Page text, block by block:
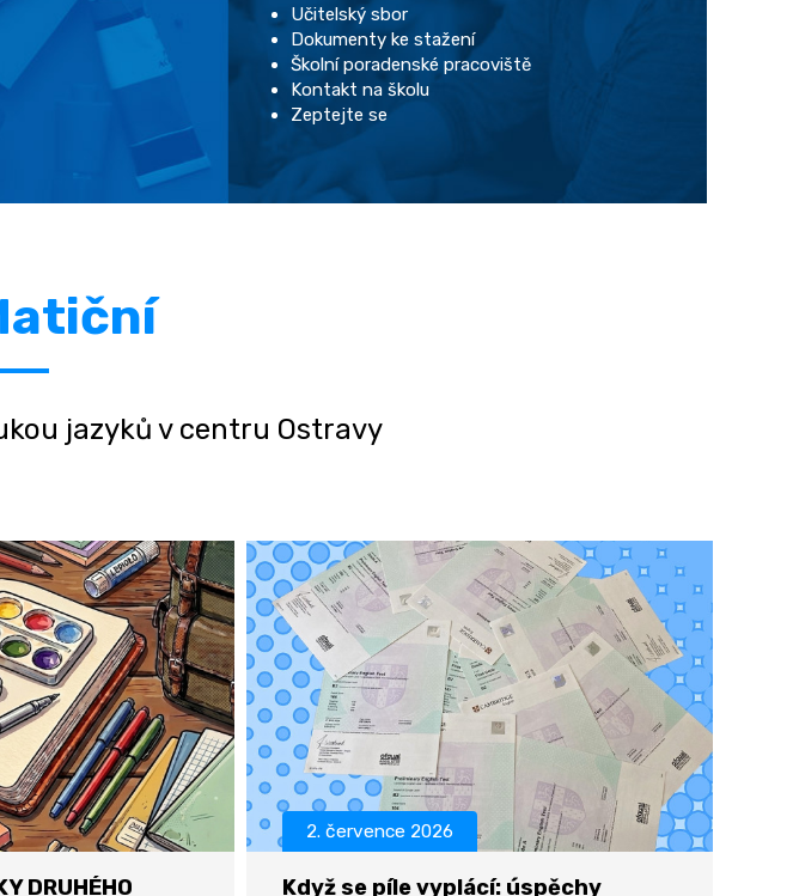
Učitelský sbor
Dokumenty ke stažení
Školní poradenské pracoviště
Kontakt na školu
Zeptejte se
jazyků v centru Ostravy
DRUHÉHO
2. července 2026
Když se píle vyplácí: úspěchy